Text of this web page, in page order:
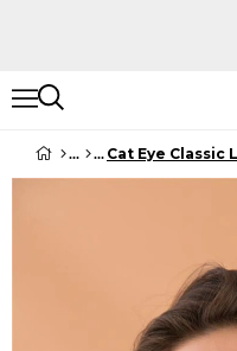
Cat Eye Classic